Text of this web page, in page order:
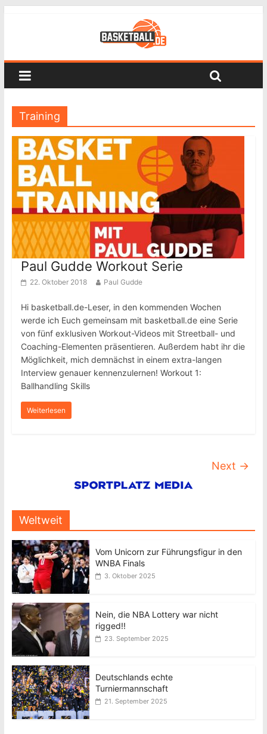
Training
Paul Gudde Workout Serie
22. Oktober 2018 Paul Gudde
Hi basketball.de-Leser, in den kommenden Wochen
werde ich Euch gemeinsam mit basketball.de eine Serie
von fünf exklusiven Workout-Videos mit Streetball- und
Coaching-Elementen präsentieren. Außerdem habt ihr die
Möglichkeit, mich demnächst in einem extra-langen
Interview genauer kennenzulernen! Workout 1:
Ballhandling Skills
Weiterlesen
Next →
Weltweit
Vom Unicorn zur Führungsfigur in den
WNBA Finals
3. Oktober 2025
Nein, die NBA Lottery war nicht
rigged!!
23. September 2025
Deutschlands echte
Turniermannschaft
21. September 2025